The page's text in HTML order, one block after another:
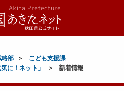
略部
こども支援課
に！ネット」
新着情報